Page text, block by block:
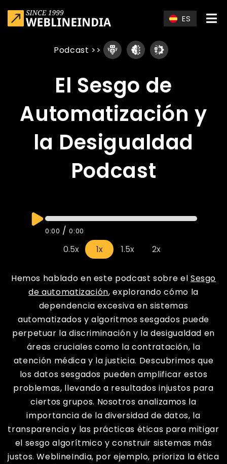
ES
Podcast >>
El Sesgo de
Automatización y
la Desigualdad
Podcast
0:00 /0:00
0.5x 1x 1.5x 2x
Hemos hablado en este podcast sobre el Sesgo
de automatización, explorando cómo la
dependencia excesiva en sistemas
automatizados y algoritmos sesgados puede
perpetuar la discriminación y la desigualdad en
áreas cruciales como la contratación, la
atención médica y la justicia. Descubrimos que
los datos sesgados pueden amplificar estos
problemas, llevando a resultados injustos para
ciertos grupos. Nosotros analizamos la
importancia de la diversidad de datos, la
transparencia y las prácticas éticas para mitigar
el sesgo algorítmico y construir sistemas más
justos. WeblineIndia, por ejemplo, prioriza la ética